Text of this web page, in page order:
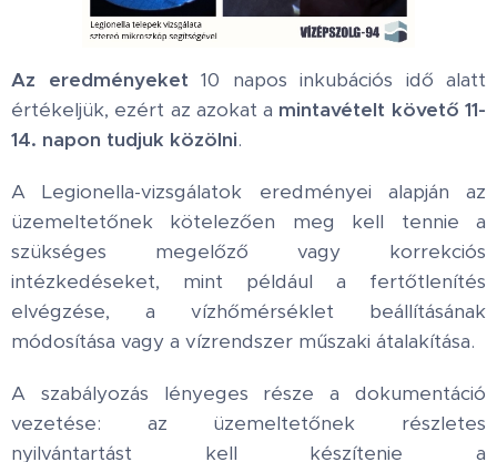
Az eredményeket 10 napos inkubációs idő alatt
értékeljük, ezért az azokat a mintavételt követő 11-
14. napon tudjuk közölni.
A Legionella-vizsgálatok eredményei alapján az
üzemeltetőnek kötelezően meg kell tennie a
szükséges megelőző vagy korrekciós
intézkedéseket, mint például a fertőtlenítés
elvégzése, a vízhőmérséklet beállításának
módosítása vagy a vízrendszer műszaki átalakítása.
A szabályozás lényeges része a dokumentáció
vezetése: az üzemeltetőnek részletes
nyilvántartást kell készítenie a